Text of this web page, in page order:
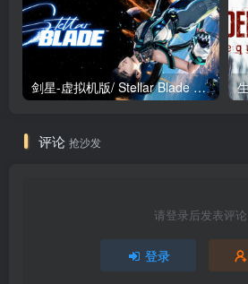
剑星-虚拟机版/ Stellar Blade v1.4.1|Build.19963153 终极版新补丁 送修改器 免安装中文版
评论 抢沙发
请登录后发表评论
登录